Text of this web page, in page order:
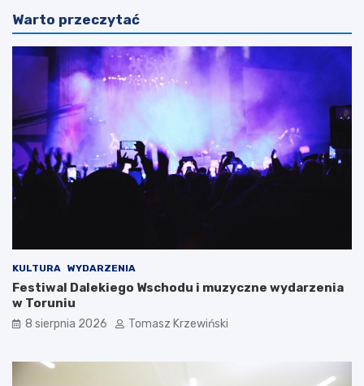
Warto przeczytać
KULTURA WYDARZENIA
Festiwal Dalekiego Wschodu i muzyczne wydarzenia
w Toruniu
8 sierpnia 2026 Tomasz Krzewiński